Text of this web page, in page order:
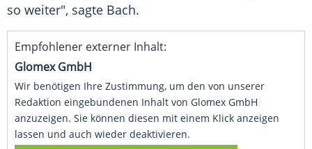
so weiter", sagte Bach.
Empfohlener externer Inhalt:
Glomex GmbH
Wir benötigen Ihre Zustimmung, um den von unserer
Redaktion eingebundenen Inhalt von Glomex GmbH
anzuzeigen. Sie können diesen mit einem Klick anzeigen
lassen und auch wieder deaktivieren.